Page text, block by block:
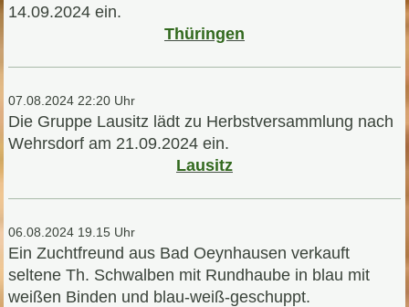
14.09.2024 ein.
Thüringen
07.08.2024 22:20 Uhr
Die Gruppe Lausitz lädt zu Herbstversammlung nach
Wehrsdorf am 21.09.2024 ein.
Lausitz
06.08.2024 19.15 Uhr
Ein Zuchtfreund aus Bad Oeynhausen verkauft
seltene Th. Schwalben mit Rundhaube in blau mit
weißen Binden und blau-weiß-geschuppt.